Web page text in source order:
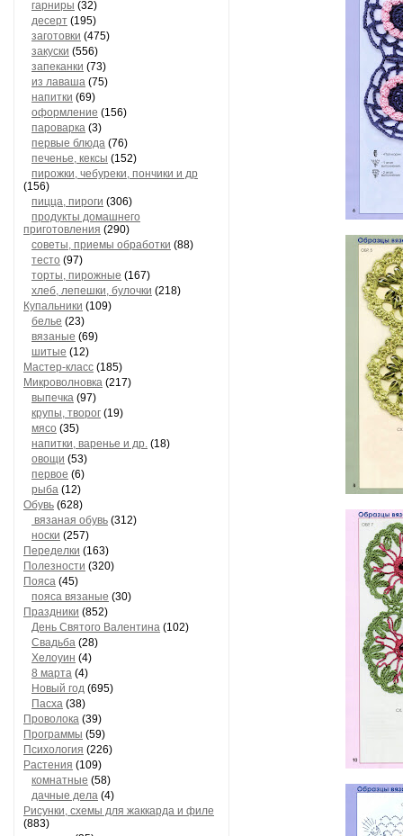
гарниры (32)
десерт (195)
заготовки (475)
закуски (556)
запеканки (73)
из лаваша (75)
напитки (69)
оформление (156)
пароварка (3)
первые блюда (76)
печенье, кексы (152)
пирожки, чебуреки, пончики и др
(156)
пицца, пироги (306)
продукты домашнего
приготовления (290)
советы, приемы обработки (88)
тесто (97)
торты, пирожные (167)
хлеб, лепешки, булочки (218)
Купальники (109)
белье (23)
вязаные (69)
шитые (12)
Мастер-класс (185)
Микроволновка (217)
выпечка (97)
крупы, творог (19)
мясо (35)
напитки, варенье и др. (18)
овощи (53)
первое (6)
рыба (12)
Обувь (628)
вязаная обувь (312)
носки (257)
Переделки (163)
Полезности (320)
Пояса (45)
пояса вязаные (30)
Праздники (852)
День Святого Валентина (102)
Свадьба (28)
Хелоуин (4)
8 марта (4)
Новый год (695)
Пасха (38)
Проволока (39)
Программы (59)
Психология (226)
Растения (109)
комнатные (58)
дачные дела (4)
Рисунки, схемы для жаккарда и филе
(883)